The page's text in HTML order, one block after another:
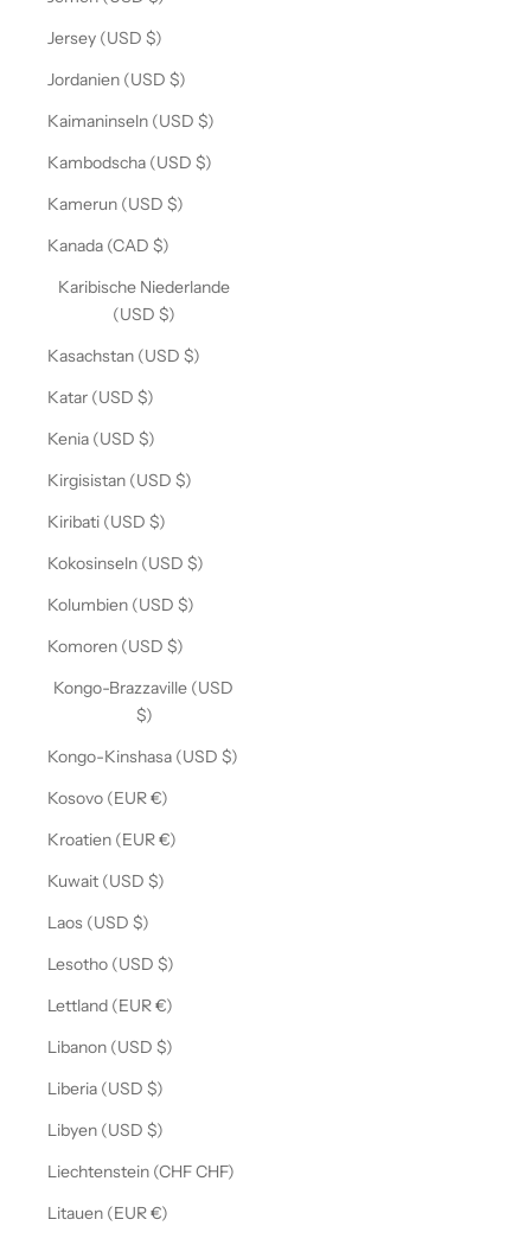
Jersey (USD $)
Jordanien (USD $)
Kaimaninseln (USD $)
Kambodscha (USD $)
Kamerun (USD $)
Kanada (CAD $)
Karibische Niederlande
(USD $)
Kasachstan (USD $)
Katar (USD $)
Kenia (USD $)
Kirgisistan (USD $)
Kiribati (USD $)
Kokosinseln (USD $)
Kolumbien (USD $)
Komoren (USD $)
Kongo-Brazzaville (USD
$)
Kongo-Kinshasa (USD $)
Kosovo (EUR €)
Kroatien (EUR €)
Kuwait (USD $)
Laos (USD $)
Lesotho (USD $)
Lettland (EUR €)
Libanon (USD $)
Liberia (USD $)
Libyen (USD $)
Liechtenstein (CHF CHF)
Litauen (EUR €)